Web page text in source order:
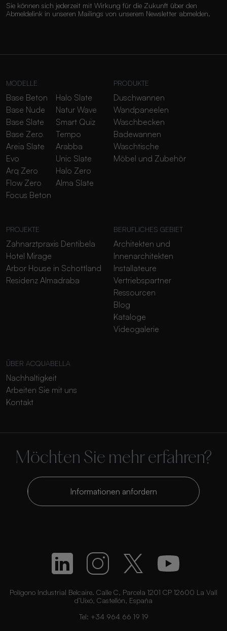
Sie können sich jederzeit mit Wirkung für die Zukunft über den
Abmeldelink in unseren Mailings von unserem Newsletter abmelden.
MODELLE
Base Beton
Base Nude
Base Slate
Base Zero
Areia Slate
Evo
Arq Zero
Flow Zero
Focus Beton
Halo Slate
Natur Wave
Smart Quiz
Tempo
Arabba
Unic Slate
Halo Zero
Alma Slate
PRODUKTE
Duschwannen
Wandpaneelen
Waschbecken
Badewannen
Waschtische
Möbel und Zubehör
PROJEKTE
Zahnarztpraxis Dentibela
Hotel Mirage
Arbor House in Schottland
Residenz Almadraba
BERUFLICHES GEBIET
Architekten und
Innenarchitekten
Installateure
Vertriebspartner
Ressourcen
Blog
Kataloge
Videogalerie
ÜBER ACQUABELLA
Nachhaltigkeit
Arbeiten Sie mit uns
Kontakt
Möchten Sie mehr erfahren?
Informationen anfordern
Polígono Industrial Belcaire. Calle C, Parcela 1201 CP 12600 La Vall
d’Uixó, Castellón, España
Tel: +34 964 66 19 19